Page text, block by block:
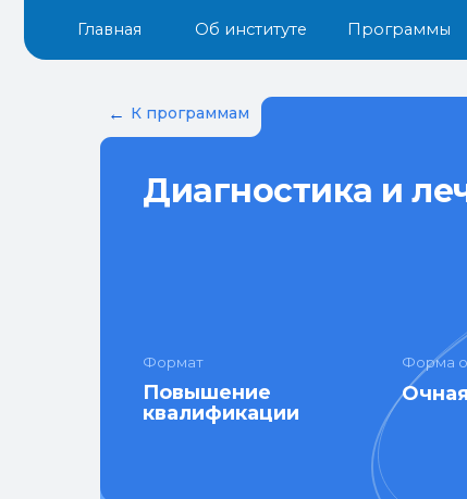
Об институте
Главная Программы
Форма
Очная
Повышение
квалификации
Формат
← К программам
Диагностика и